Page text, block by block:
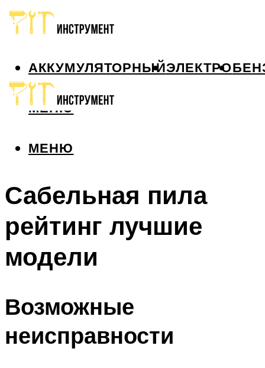
АККУМУЛЯТОРНЫЙЭЛЕКТРО
МЕНЮ
МЕНЮ
Сабельная пила
рейтинг лучшие
модели
Возможные
неисправности